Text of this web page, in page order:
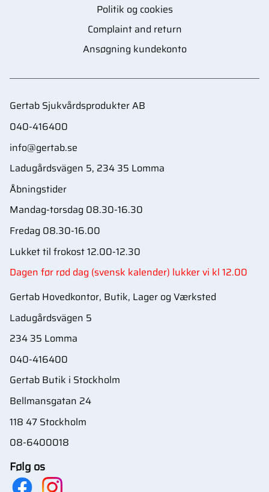
Politik og cookies
Complaint and return
Ansøgning kundekonto
Gertab Sjukvårdsprodukter AB
040-416400
info@gertab.se
Ladugårdsvägen 5, 234 35 Lomma
Åbningstider
Mandag-torsdag 08.30-16.30
Fredag 08.30-16.00
Lukket til frokost 12.00-12.30
Dagen før rød dag (svensk kalender) lukker vi kl 12.00
Gertab Hovedkontor, Butik, Lager og Værksted
Ladugårdsvägen 5
234 35 Lomma
040-416400
Gertab Butik i Stockholm
Bellmansgatan 24
118 47 Stockholm
08-6400018
Følg os